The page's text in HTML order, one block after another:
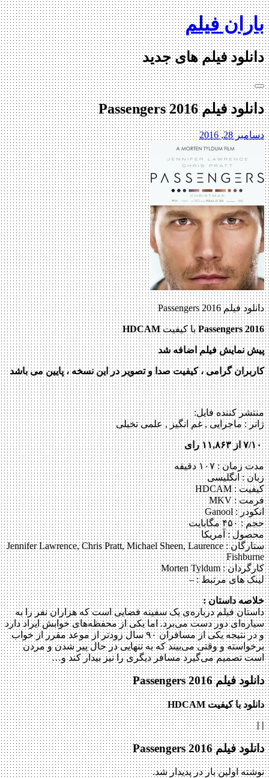
Skip
to
content
باران فیلم
دانلود فیلم های جدید
دانلود فیلم Passengers 2016
دسامبر 28, 2016
دانلود فیلم Passengers 2016
Passengers 2016با کیفیتHDCAM
پیش نمایش فیلم اضافه شد
کاربران گرامی ، کیفیت صدا و تصویر در این نسخه ، پایین می باشد
منتشر کننده فایل:
ژانر : ماجرایی , غم انگیز , علمی تخیلی
۷/۱۰ از ۱۱,۸۶۳ رای
مدت زمان : ۱۰۷ دقیقه
زبان : انگلیسی
کیفیت : HDCAM
فرمت : MKV
انکودر : Ganool
حجم : ۴۵۰ مگابایت
محصول : آمریکا
ستارگان :Jennifer Lawrence, Chris Pratt, Michael Sheen, Laurence
Fishburne
کارگردان :Morten Tyldum
لینک های مرتبط : –
خلاصه داستان :
داستان فیلم درباره‌ی یک سفینه فضایی است که هزاران نفر را به
سیاره‌ای دور دست می‌برد. اما یکی از محفظه‌های خوابش ایراد دارد
و در نتیجه یکی از مسافران ۹۰ سال زودتر از موعد مقرر از خواب
برخواسته و وقتی می‌بیند که به تنهایی در حال پیر شدن و مردن
است تصمیم می‌گیرد مسافر دیگری را نیز بیدار کند و…
دانلود فیلم Passengers 2016
دانلود با کیفیت HDCAM
|
|
دانلود فیلم Passengers 2016
نوشته اولین بار در پدیدار شد.